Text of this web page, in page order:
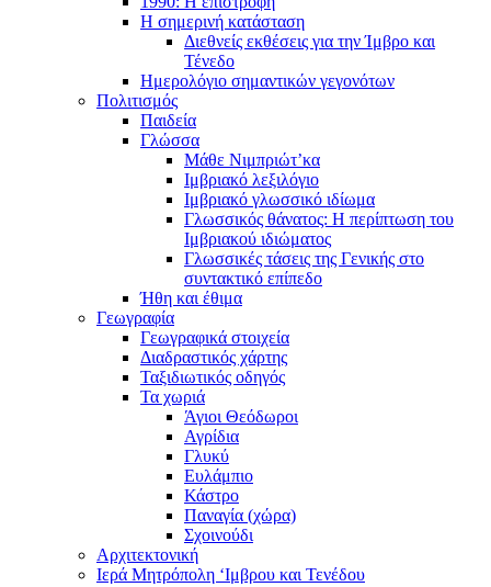
Η σημερινή κατάσταση
Διεθνείς εκθέσεις για την Ίμβρο και
Τένεδο
Ημερολόγιο σημαντικών γεγονότων
Πολιτισμός
Παιδεία
Γλώσσα
Μάθε Νιμπριώτ’κα
Ιμβριακό λεξιλόγιο
Ιμβριακό γλωσσικό ιδίωμα
Γλωσσικός θάνατος: Η περίπτωση του
Ιμβριακού ιδιώματος
Γλωσσικές τάσεις της Γενικής στο
συντακτικό επίπεδο
Ήθη και έθιμα
Γεωγραφία
Γεωγραφικά στοιχεία
Διαδραστικός χάρτης
Ταξιδιωτικός οδηγός
Τα χωριά
Άγιοι Θεόδωροι
Αγρίδια
Γλυκύ
Ευλάμπιο
Κάστρο
Παναγία (χώρα)
Σχοινούδι
Αρχιτεκτονική
Ιερά Μητρόπολη ‘Ιμβρου και Τενέδου